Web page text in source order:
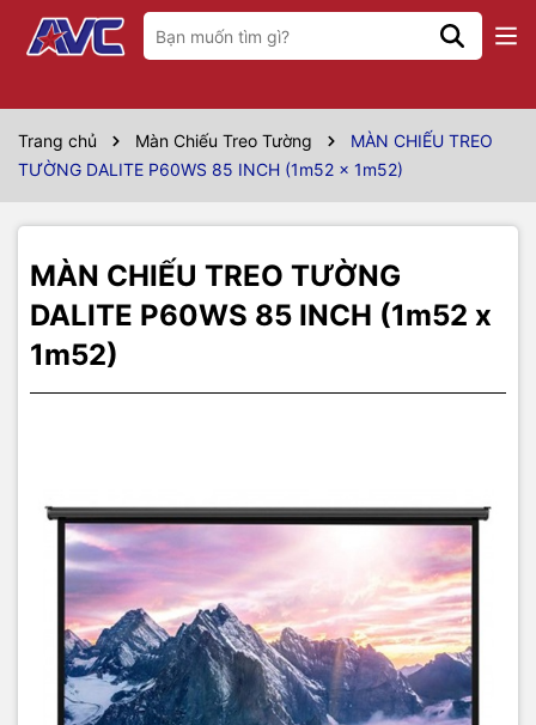
Trang chủ Màn Chiếu Treo Tường
MÀN CHIẾU TREO
TƯỜNG DALITE P60WS 85 INCH (1m52 x 1m52)
MÀN CHIẾU TREO TƯỜNG
DALITE P60WS 85 INCH (1m52 x
1m52)
Thông số kỹ thuật
Hãng sản xuất Dalite
Vùng chiếu 60” x 60”
Đường chéo tương
đương
Kiểu dáng
Xuất xứ
Bảo hành 12 tháng